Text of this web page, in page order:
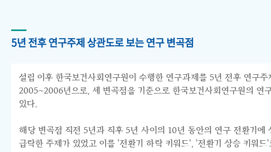
5년 전후 연구주제 상관도로 보는 연구 변곡점
설립 이후 한국보건사회연구원이 수행한 연구과제를 5년 전후 연구
2005~2006년으로, 세 변곡점을 기준으로 한국보건사회연구원의
있다.
해당 변곡점 직전 5년과 직후 5년 사이의 10년 동안의 연구 전환기
급락한 주제가 있었고 이를 '전환기 하락 키워드', '전환기 상승 키워